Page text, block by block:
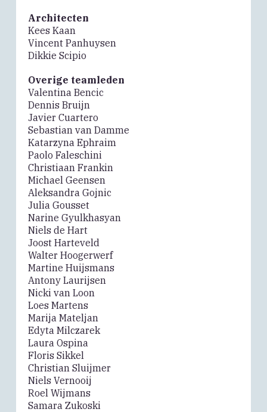
Architecten
Kees Kaan
Vincent Panhuysen
Dikkie Scipio
Overige teamleden
Valentina Bencic
Dennis Bruijn
Javier Cuartero
Sebastian van Damme
Katarzyna Ephraim
Paolo Faleschini
Christiaan Frankin
Michael Geensen
Aleksandra Gojnic
Julia Gousset
Narine Gyulkhasyan
Niels de Hart
Joost Harteveld
Walter Hoogerwerf
Martine Huijsmans
Antony Laurijsen
Nicki van Loon
Loes Martens
Marija Mateljan
Edyta Milczarek
Laura Ospina
Floris Sikkel
Christian Sluijmer
Niels Vernooij
Roel Wijmans
Samara Zukoski